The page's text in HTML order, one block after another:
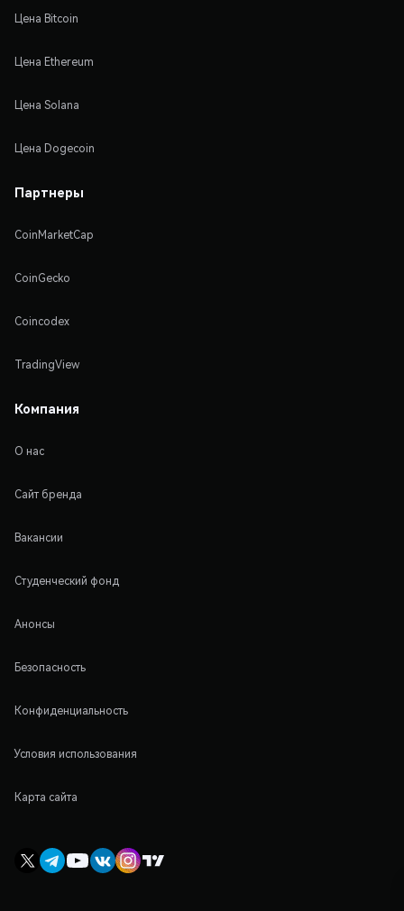
Цена Bitcoin
Цена Ethereum
Цена Solana
Цена Dogecoin
Партнеры
CoinMarketCap
CoinGecko
Coincodex
TradingView
Компания
О нас
Сайт бренда
Вакансии
Студенческий фонд
Анонсы
Безопасность
Конфиденциальность
Условия использования
Карта сайта